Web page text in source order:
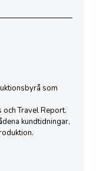
som
och Travel Report.
kundtidningar,